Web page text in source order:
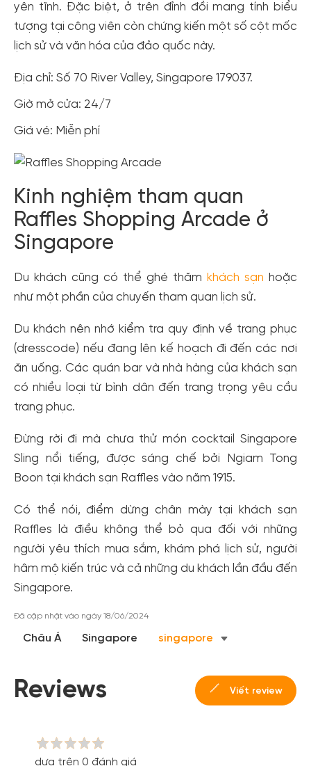
yên tĩnh. Đặc biệt, ở trên đỉnh đồi mang tính biểu
tượng tại công viên còn chứng kiến ​​một số cột mốc
lịch sử và văn hóa của đảo quốc này.
Địa chỉ: Số 70 River Valley, Singapore 179037.
Giờ mở cửa: 24/7
Giá vé: Miễn phí
Kinh nghiệm tham quan
Raffles Shopping Arcade ở
Singapore
Du khách cũng có thể ghé thăm khách sạn hoặc
như một phần của chuyến tham quan lịch sử.
Du khách nên nhớ kiểm tra quy định về trang phục
(dresscode) nếu đang lên kế hoạch đi đến các nơi
ăn uống. Các quán bar và nhà hàng của khách sạn
có nhiều loại từ bình dân đến trang trọng yêu cầu
trang phục.
Đừng rời đi mà chưa thử món cocktail Singapore
Sling nổi tiếng, được sáng chế bởi Ngiam Tong
Boon tại khách sạn Raffles vào năm 1915.
Có thể nói, điểm dừng chân mày tại khách sạn
Raffles là điều không thể bỏ qua đối với những
người yêu thích mua sắm, khám phá lịch sử, người
hâm mộ kiến ​​trúc và cả những du khách lần đầu đến
Singapore.
Đã cập nhật vào ngày 18/06/2024
Châu Á Singapore singapore
Reviews Viết review
dựa trên 0 đánh giá